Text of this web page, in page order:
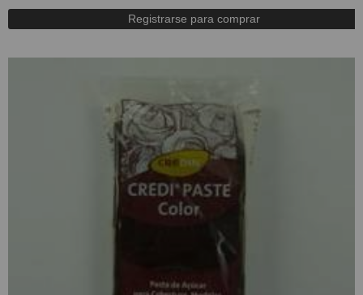
Registrarse para comprar